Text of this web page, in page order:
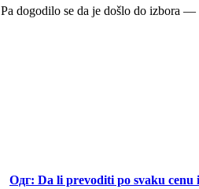
Pa dogodilo se da je došlo do izbora
Одг: Da li prevoditi po svaku cenu